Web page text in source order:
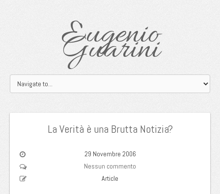
Eugenio
Guarini
La Verità è una Brutta Notizia?
29 Novembre 2006
Nessun commento
Article